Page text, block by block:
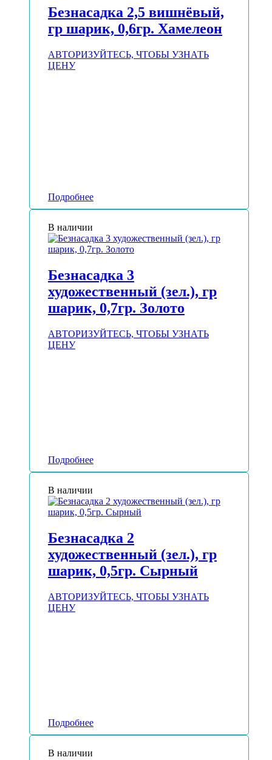
Безнасадка 2,5 вишнёвый,
гр шарик, 0,6гр. Хамелеон
АВТОРИЗУЙТЕСЬ, ЧТОБЫ УЗНАТЬ
ЦЕНУ
Подробнее
В наличии
Безнасадка 3
художественный (зел.), гр
шарик, 0,7гр. Золото
АВТОРИЗУЙТЕСЬ, ЧТОБЫ УЗНАТЬ
ЦЕНУ
Подробнее
В наличии
Безнасадка 2
художественный (зел.), гр
шарик, 0,5гр. Сырный
АВТОРИЗУЙТЕСЬ, ЧТОБЫ УЗНАТЬ
ЦЕНУ
Подробнее
В наличии